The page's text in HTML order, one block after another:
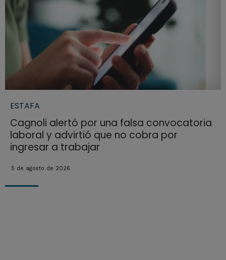
ESTAFA
Cagnoli alertó por una falsa convocatoria
laboral y advirtió que no cobra por
ingresar a trabajar
5 de agosto de 2026